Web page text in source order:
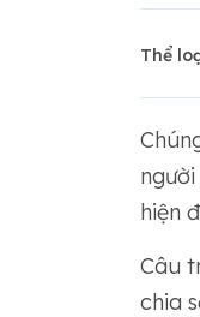
Thể
hiện
Câu
chia